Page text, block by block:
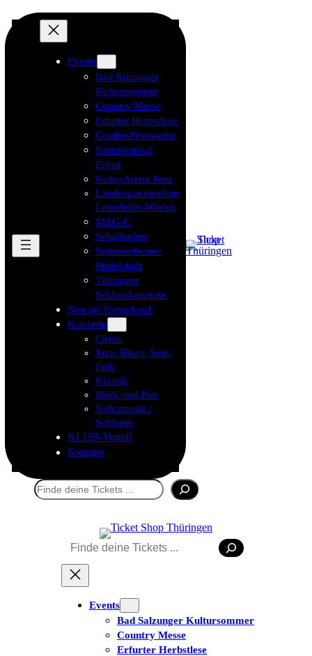
Events
Bad Salzunger
Kultursommer
Country Messe
Erfurter Herbstlese
Goethe-Festwoche
Krimifestival
Erfurt
KulturArena Jena
Landesgartenschau
Leinefelde-Worbis
MAG-C
Schallkultur
Sommertheater
Rudolstadt
Thüringer
Schlosskonzerte
Neu im Vorverkauf
Konzerte
Chöre
Jazz, Blues, Soul,
Folk
Klassik
Rock und Pop
Volksmusik /
Schlager
KLUB-Vorteil
Sommer
Suchen
Suchen
Events
Bad Salzunger Kultursommer
Country Messe
Erfurter Herbstlese